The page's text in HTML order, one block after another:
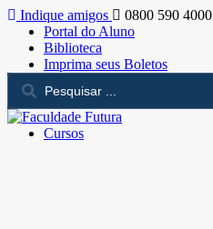
Indique amigos
0800 590 4000
Portal do Aluno
Biblioteca
Imprima seus Boletos
Cursos